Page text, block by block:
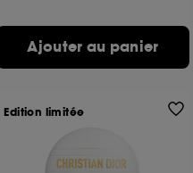
Ajouter au panier
Edition limitée